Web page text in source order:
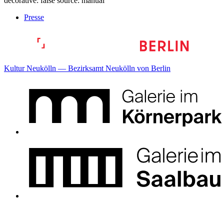
Presse
Kultur Neukölln — Bezirksamt Neukölln von Berlin